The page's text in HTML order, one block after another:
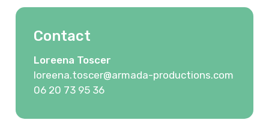
Contact
Loreena Toscer
loreena.toscer@armada-productions.com
06 20 73 95 36